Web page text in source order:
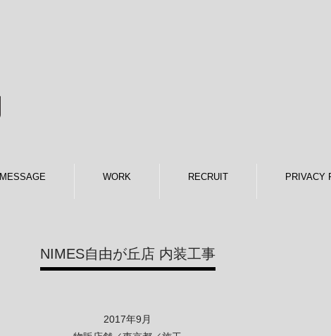
MESSAGE WORK RECRUIT PRIVACY
NIMES自由が丘店 内装工事
2017年9月